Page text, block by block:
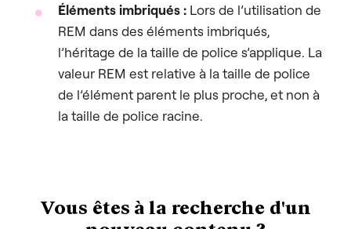
Éléments imbriqués : Lors de l’utilisation de
REM dans des éléments imbriqués,
l’héritage de la taille de police s’applique. La
valeur REM est relative à la taille de police
de l’élément parent le plus proche, et non à
la taille de police racine.
Vous êtes à la recherche d'un